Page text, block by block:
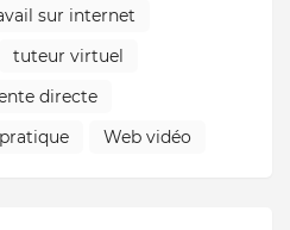
sur internet
tuteur virtuel
directe
Web vidéo